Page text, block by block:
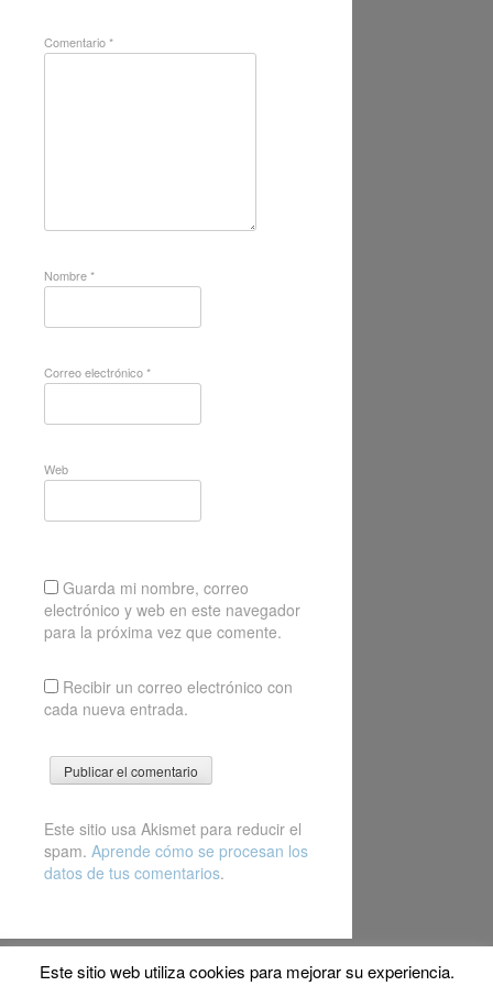
Comentario*
Nombre*
Correo electrónico*
Web
Guarda mi nombre, correo
electrónico y web en este navegador
para la próxima vez que comente.
Recibir un correo electrónico con
cada nueva entrada.
Este sitio usa Akismet para reducir el
spam. Aprende cómo se procesan los
datos de tus comentarios.
Este sitio web utiliza cookies para mejorar su experiencia.